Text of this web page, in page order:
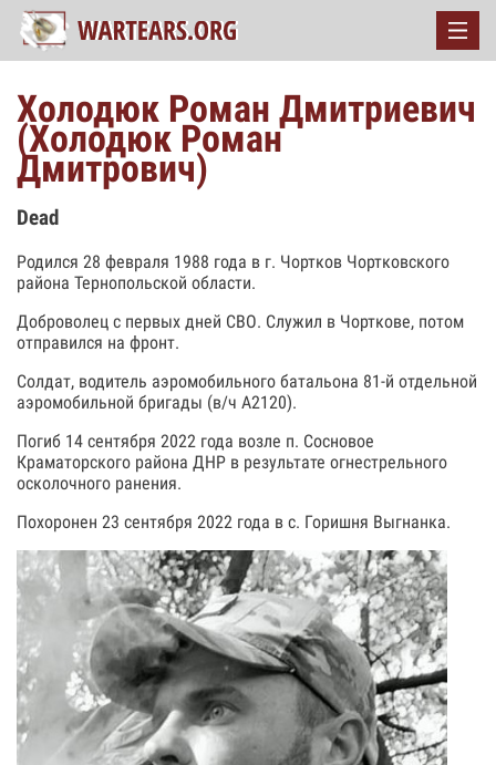
Холодюк Роман Дмитриевич
(Холодюк Роман
Дмитрович)
Dead
Родился 28 февраля 1988 года в г. Чортков Чортковского
района Тернопольской области.
Доброволец с первых дней СВО. Служил в Чорткове, потом
отправился на фронт.
Солдат, водитель аэромобильного батальона 81-й отдельной
аэромобильной бригады (в/ч А2120).
Погиб 14 сентября 2022 года возле п. Сосновое
Краматорского района ДНР в результате огнестрельного
осколочного ранения.
Похоронен 23 сентября 2022 года в с. Горишня Выгнанка.